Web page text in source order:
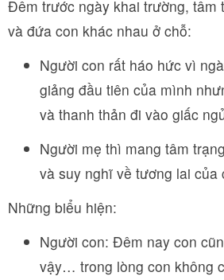
Đêm trước ngày khai trường, tâm
và đứa con khác nhau ở chỗ:
Người con rất háo hức vì
giảng đầu tiên của mình
và thanh thản đi vào giấc
Người mẹ thì mang tâm
và suy nghĩ về tương lai của
Những biểu hiện:
Người con: Đêm nay con
vậy… trong lòng con không